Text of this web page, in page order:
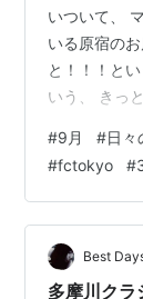
いついて、
いる原宿の
と！！！と
いう、 きっ
せてもらい
してカッコ
たことある
捕まえられ
日の施術の
きっと共通
#9月 #日々
#fctokyo #
Best
多摩川クラ